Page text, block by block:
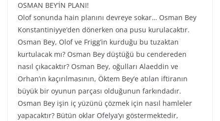
OSMAN BEY’İN PLANI!
Olof sonunda hain planını devreye sokar… Osman Bey
Konstantiniyye’den dönerken ona pusu kurulacaktır.
Osman Bey, Olof ve Frigg’in kurduğu bu tuzaktan
kurtulacak mı? Osman Bey düştüğü bu cendereden
nasıl çıkacaktır? Osman Bey, oğulları Alaeddin ve
Orhan’ın kaçırılmasının, Öktem Bey’e atılan iftiranın
büyük bir oyunun parçası olduğunun farkındadır.
Osman Bey işin iç yüzünü çözmek için nasıl hamleler
yapacaktır? Bütün oklar Ofelya’yı göstermektedir,